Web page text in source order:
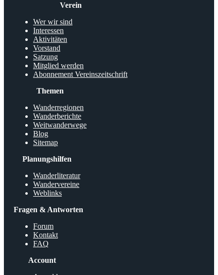
Verein
Wer wir sind
Interessen
Aktivitäten
Vorstand
Satzung
Mitglied werden
Abonnement Vereinszeitschrift
Themen
Wanderregionen
Wanderberichte
Weitwanderwege
Blog
Sitemap
Planungshilfen
Wanderliteratur
Wandervereine
Weblinks
Fragen & Antworten
Forum
Kontakt
FAQ
Account